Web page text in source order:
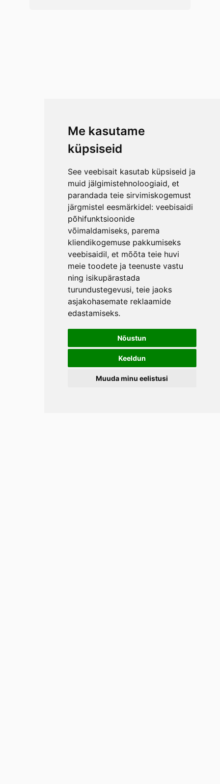
Me kasutame
küpsiseid
See veebisait kasutab küpsiseid ja
muid jälgimistehnoloogiaid, et
parandada teie sirvimiskogemust
järgmistel eesmärkidel: veebisaidi
põhifunktsioonide
võimaldamiseks, parema
kliendikogemuse pakkumiseks
veebisaidil, et mõõta teie huvi
meie toodete ja teenuste vastu
ning isikupärastada
turundustegevusi, teie jaoks
asjakohasemate reklaamide
edastamiseks.
Nõustun
Keeldun
Muuda minu eelistusi